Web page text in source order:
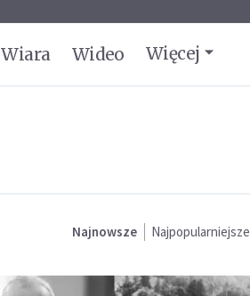
Wiara Wideo Więcej
Najnowsze Najpopularniejsze